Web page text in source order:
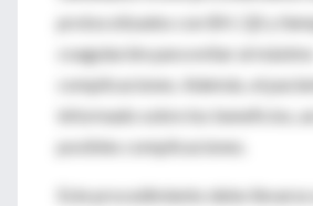
protocolizados con BH, QS y
coagulación para evitar al máximo
complicaciones. Además, el
informado sobre los beneficios,
posibles complicaciones.
Este procedimiento debe llevarse